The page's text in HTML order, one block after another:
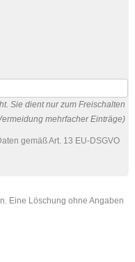
Sie dient nur zum Freischalten
mehrfacher Einträge)
gemäß Art. 13 EU-DSGVO
Eine Löschung ohne Angaben